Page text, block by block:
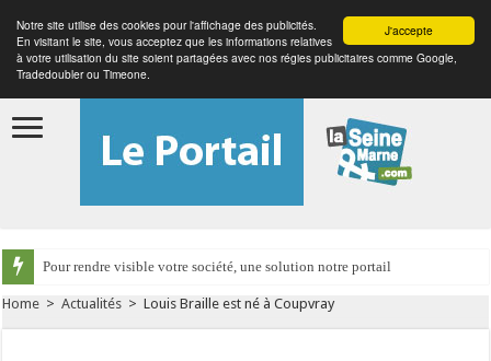
J'accepte
Notre site utilise des cookies pour l'affichage des publicités.
En visitant le site, vous acceptez que les informations relatives
à votre utilisation du site soient partagées avec nos régies publicitaires comme Google,
Tradedoubler ou Timeone.
Pour rendre visible votre société, une solution notre portail
Home > Actualités > Louis Braille est né à Coupvray